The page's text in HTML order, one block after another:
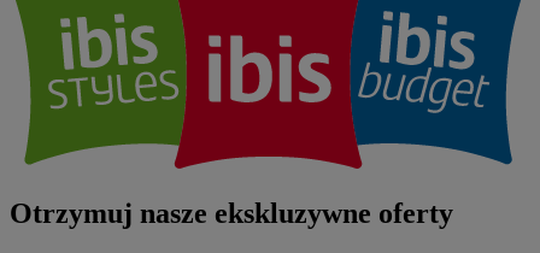
Otrzymuj nasze ekskluzywne oferty